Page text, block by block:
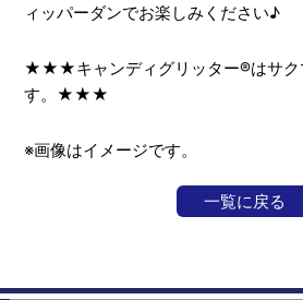
ィッパーダンでお楽しみください♪
★★★キャンディグリッター®はサク
す。★★★
※画像はイメージです。
一覧に戻る